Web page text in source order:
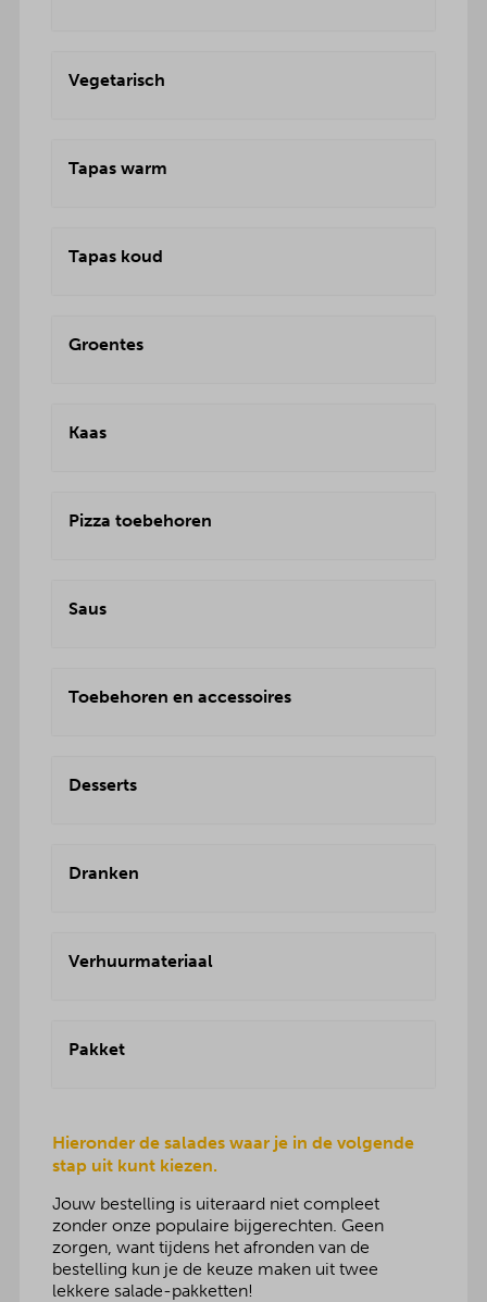
Vegetarisch
Tapas warm
Tapas koud
Groentes
Kaas
Pizza toebehoren
Saus
Toebehoren en accessoires
Desserts
Dranken
Verhuurmateriaal
Pakket
Hieronder de salades waar je in de volgende
stap uit kunt kiezen.
Jouw bestelling is uiteraard niet compleet
zonder onze populaire bijgerechten. Geen
zorgen, want tijdens het afronden van de
bestelling kun je de keuze maken uit twee
lekkere salade-pakketten!